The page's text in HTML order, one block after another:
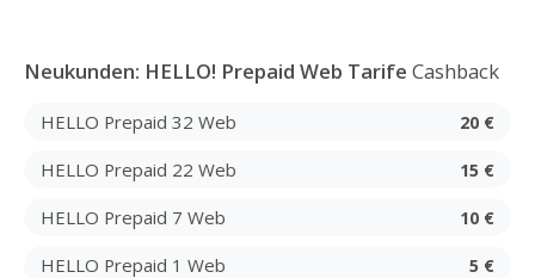
Neukunden: HELLO! Prepaid Web Tarife Cashback
HELLO Prepaid 32 Web 20 €
HELLO Prepaid 22 Web 15 €
HELLO Prepaid 7 Web 10 €
HELLO Prepaid 1 Web 5 €